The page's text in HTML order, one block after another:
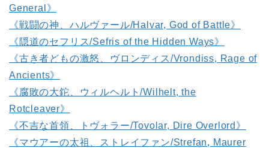
General》
《戦闘の神、ハルヴァール/Halvar, God of Battle》
《隠道のセフリス/Sefris of the Hidden Ways》
《古き者どもの激怒、ヴロンディス/Vrondiss, Rage of
Ancients》
《腐敗の大鉈、ウィルヘルト/Wilhelt, the
Rotcleaver》
《不吉な首領、トヴォラー/Tovolar, Dire Overlord》
《マウアーの太祖、ストレイファン/Strefan, Maurer